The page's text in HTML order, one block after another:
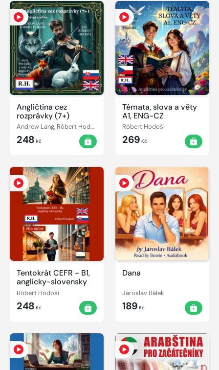
Angličtina cez
rozprávky (7+)
Andrew Lang, Róbert Hodoši
248 Kč
Témata, slova a věty
A1, ENG-CZ
Róbert Hodoši
269 Kč
Tentokrát CEFR - B1,
anglicky-slovensky
Róbert Hodoši
248 Kč
Dana
Jaroslav Bálek
189 Kč